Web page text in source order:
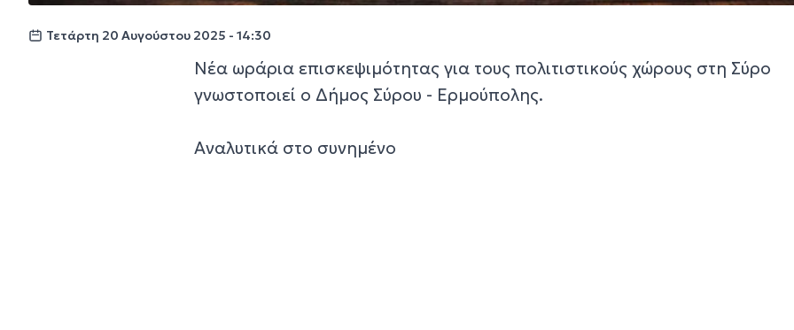
Τετάρτη 20 Αυγούστου 2025 - 14:30
Νέα ωράρια επισκεψιμότητας για τους πολιτιστικούς χώρους στη Σύρο
γνωστοποιεί ο Δήμος Σύρου - Ερμούπολης.
Αναλυτικά στο συνημένο